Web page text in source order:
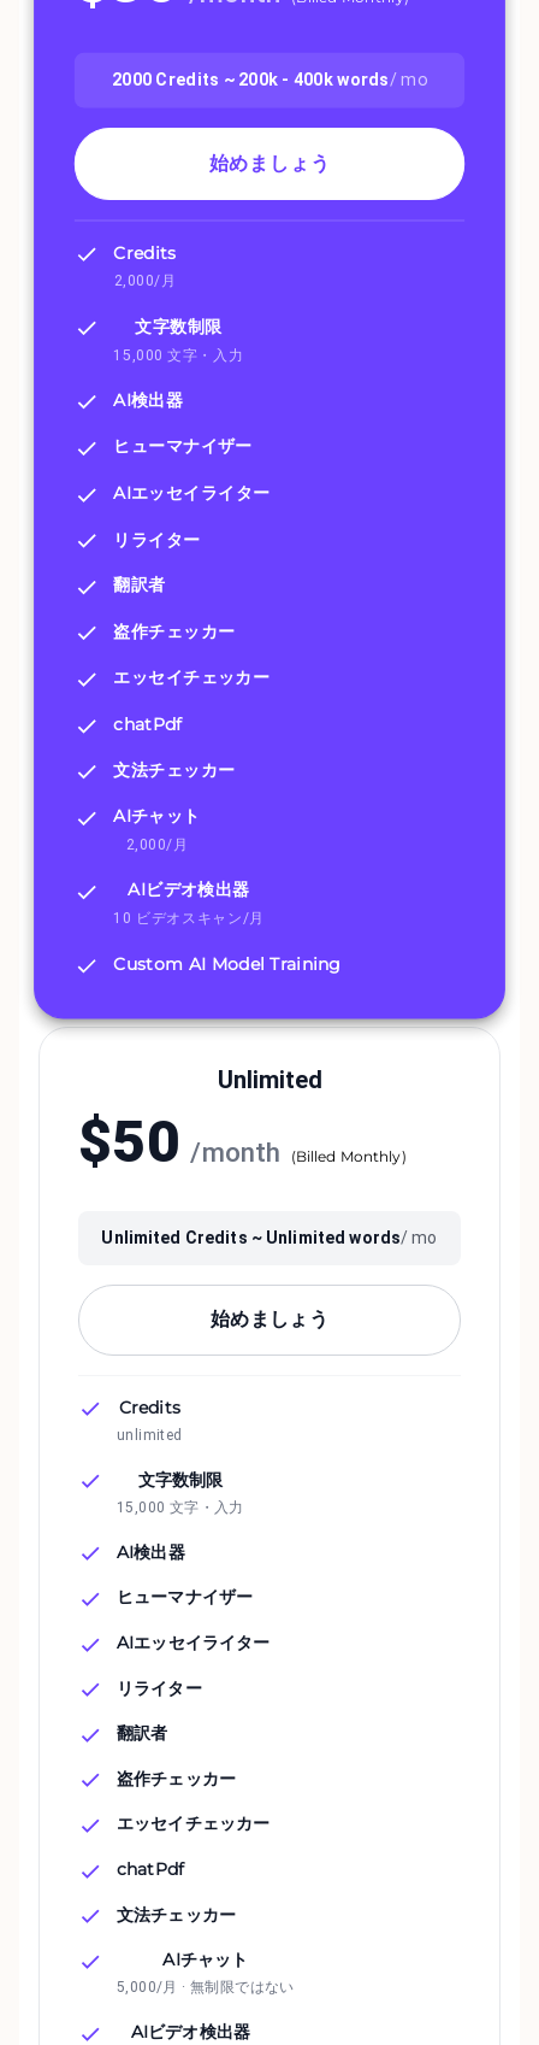
2000 Credits ~ 200k - 400kwords/ mo
始めましょう
Credits
2,000/月
文字数制限
15,000 文字・入力
AI検出器
ヒューマナイザー
AIエッセイライター
リライター
翻訳者
盗作チェッカー
エッセイチェッカー
chatPdf
文法チェッカー
AIチャット
2,000/月
AIビデオ検出器
10 ビデオスキャン/月
Custom AI Model Training
Unlimited
$50 /month (Billed Monthly)
Unlimited Credits ~ Unlimited words/ mo
始めましょう
Credits
unlimited
文字数制限
15,000 文字・入力
AI検出器
ヒューマナイザー
AIエッセイライター
リライター
翻訳者
盗作チェッカー
エッセイチェッカー
chatPdf
文法チェッカー
AIチャット
5,000/月 · 無制限ではない
AIビデオ検出器